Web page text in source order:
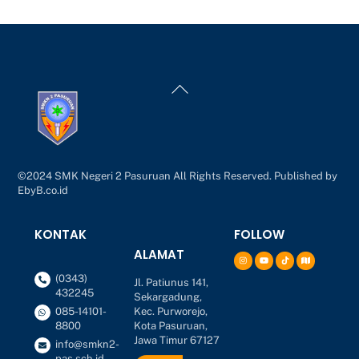
To
©2024 SMK Negeri 2 Pasuruan All Rights Reserved. Published by
EbyB.co.id
KONTAK
(0343)
432245
085-14101-
8800
info@smkn2-
ALAMAT
Jl. Patiunus 141,
Sekargadung,
Kec. Purworejo,
Kota Pasuruan,
Jawa Timur 67127
FOLLOW